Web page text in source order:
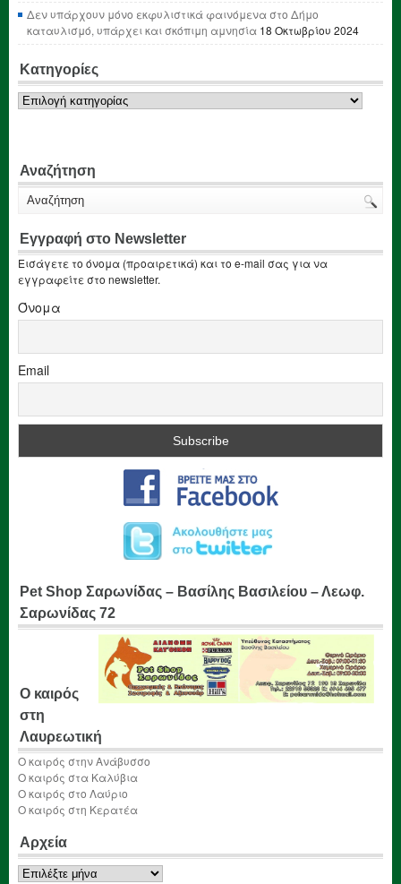
Δεν υπάρχουν μόνο εκφυλιστικά φαινόμενα στο Δήμο
καταυλισμό, υπάρχει και σκόπιμη αμνησία 18 Οκτωβρίου 2024
Κατηγορίες
Κατηγορίες
Αναζήτηση
Εγγραφή στο Newsletter
Εισάγετε το όνομα (προαιρετικά) και το e-mail σας για να
εγγραφείτε στο newsletter.
Όνομα
Email
Pet Shop Σαρωνίδας – Βασίλης Βασιλείου – Λεωφ.
Σαρωνίδας 72
Ο καιρός
στη
Λαυρεωτική
Ο καιρός στην Ανάβυσσο
Ο καιρός στα Καλύβια
Ο καιρός στο Λαύριο
Ο καιρός στη Κερατέα
Αρχεία
Αρχεία